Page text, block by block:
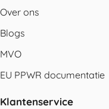
Over ons
Blogs
MVO
EU PPWR documentatie
Klantenservice